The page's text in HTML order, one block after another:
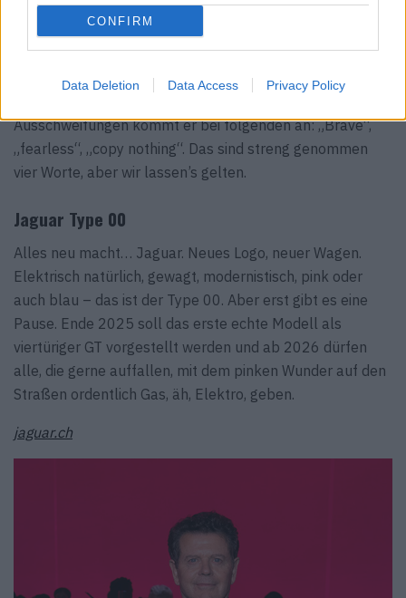
CONFIRM
Data Deletion Data Access Privacy Policy
geht um Emotionen. Wir können ein effizientes,
nachhaltiges Auto entwerfen, aber wir wollen mehr als
das sein. Wir wollen den Leuten ein ‚Wow‘ entlocken“.
Zum Schluss wollen wir wissen, wie McGovern Jaguar
Ausschweifungen kommt er bei folgenden an: „Brave“,
„fearless“, „copy nothing“. Das sind streng genommen
vier Worte, aber wir lassen’s gelten.
Jaguar Type 00
Alles neu macht… Jaguar. Neues Logo, neuer Wagen.
Elektrisch natürlich, gewagt, modernistisch, pink oder
auch blau – das ist der Type 00. Aber erst gibt es eine
Pause. Ende 2025 soll das erste echte Modell als
viertüriger GT vorgestellt werden und ab 2026 dürfen
alle, die gerne auffallen, mit dem pinken Wunder auf den
Straßen ordentlich Gas, äh, Elektro, geben.
jaguar.ch